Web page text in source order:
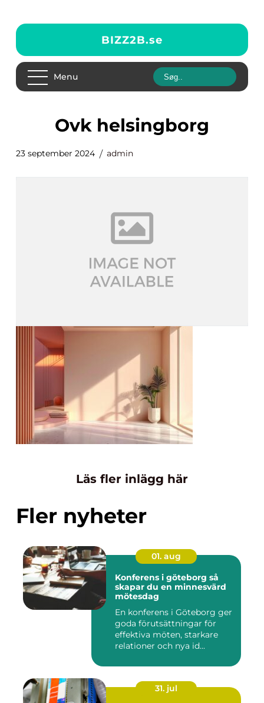
BIZZ2B.se
Menu
ovk helsingborg
23 september 2024 admin
Läs fler inlägg här
Fler nyheter
01. aug
Konferens i göteborg så
skapar du en minnesvärd
mötesdag
En konferens i Göteborg ger
goda förutsättningar för
effektiva möten, starkare
relationer och nya id...
31. jul